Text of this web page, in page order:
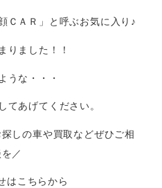
ＣＡＲ」と呼ぶお気に入り♪
りました！！
うな・・・
てあげてください。
しの車や買取などぜひご相
／
はこちらから